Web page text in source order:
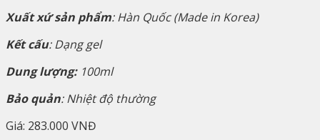
Xuất xứ sản phẩm: Hàn Quốc (Made in Korea)
Kết cấu: Dạng gel
Dung lượng: 100ml
Bảo quản: Nhiệt độ thường
Giá: 283.000 VNĐ